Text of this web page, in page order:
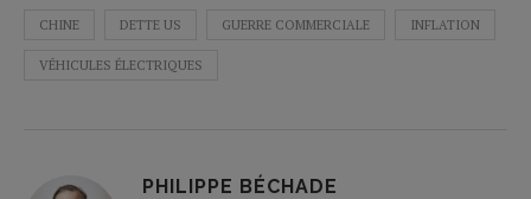
CHINE DETTE US GUERRE COMMERCIALE INFLATION
VÉHICULES ÉLECTRIQUES
PHILIPPE BÉCHADE